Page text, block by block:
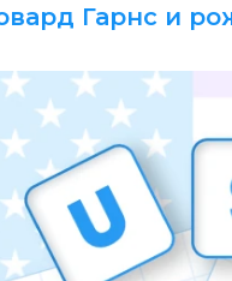
Гарнс и